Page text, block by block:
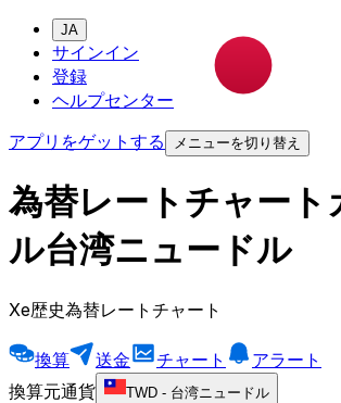
JA
サインイン
登録
ヘルプセンター
アプリをゲットする
メニューを切り替え
為替レートチャート
ル台湾ニュードル
Xe歴史為替レートチャート
換算 送金 チャート
アラート
換算元通貨
TWD - 台湾ニュードル